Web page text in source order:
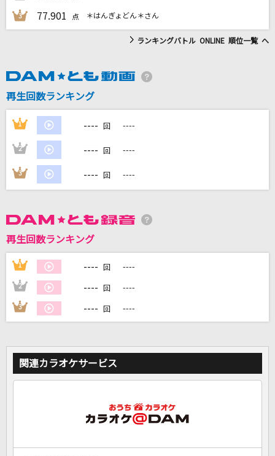
自宅でカラオケ歌い放題！
3 77.901 点 ＊はんぎょどん＊さん
ランキングバトル ONLINE 順位一覧 へ
再生回数ランキング
1 ---- 回 ----
2 ---- 回 ----
3 ---- 回 ----
再生回数ランキング
1 ---- 回 ----
2 ---- 回 ----
3 ---- 回 ----
関連カラオケサービス